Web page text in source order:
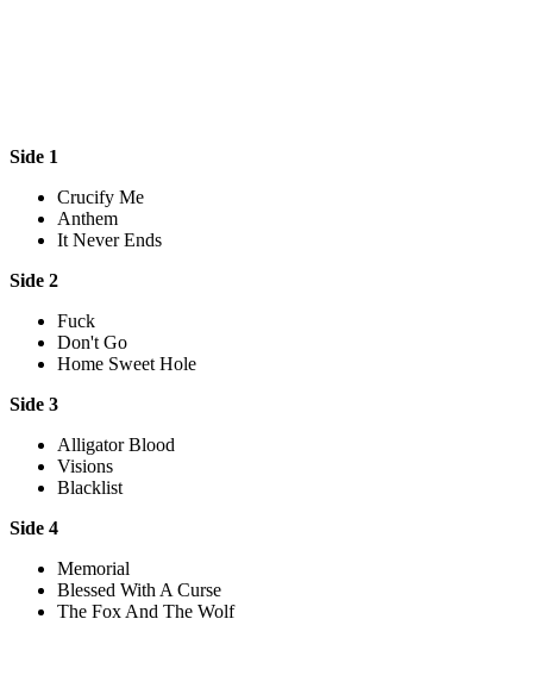
Side 1
Crucify Me
Anthem
It Never Ends
Side 2
Fuck
Don't Go
Home Sweet Hole
Side 3
Alligator Blood
Visions
Blacklist
Side 4
Memorial
Blessed With A Curse
The Fox And The Wolf